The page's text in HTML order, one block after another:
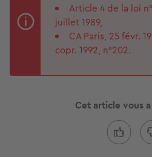
Article 4 de la loi
juillet 1989,
CA Paris, 25 févr.
copr. 1992, n°202.
Cet article vous